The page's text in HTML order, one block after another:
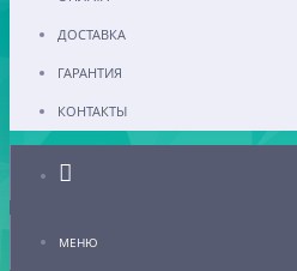
ДОСТАВКА
ГАРАНТИЯ
КОНТАКТЫ
МЕНЮ